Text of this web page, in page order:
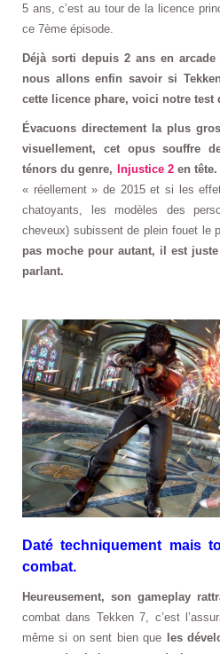
5 ans, c’est au tour de la licence
ce 7ème épisode.
Déjà sorti depuis 2 ans en arcade
nous allons enfin savoir si
cette licence phare, voici notre test
Évacuons directement la plus
visuellement, cet opus souffre
ténors du genre,
Injustice 2en tête.
« réellement » de 2015 et si les
chatoyants, les modèles des
cheveux) subissent de plein fouet le
pas moche pour autant, il est
parlant.
Daté techniquement mais
combat.
Heureusement, son gameplay
combat dans Tekken 7, c’est
même si on sent bien que
les